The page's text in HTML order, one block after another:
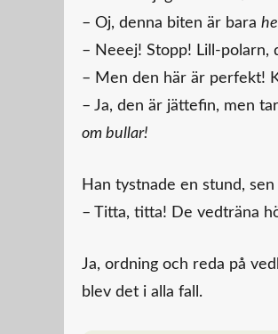
– Oj, denna biten är bara
– Neeej! Stopp! Lill-polarn,
– Men den här är perfekt!
– Ja, den är jättefin, men
om bullar!
Han tystnade en stund,
– Titta, titta! De vedträna
Ja, ordning och reda på
blev det i alla fall.